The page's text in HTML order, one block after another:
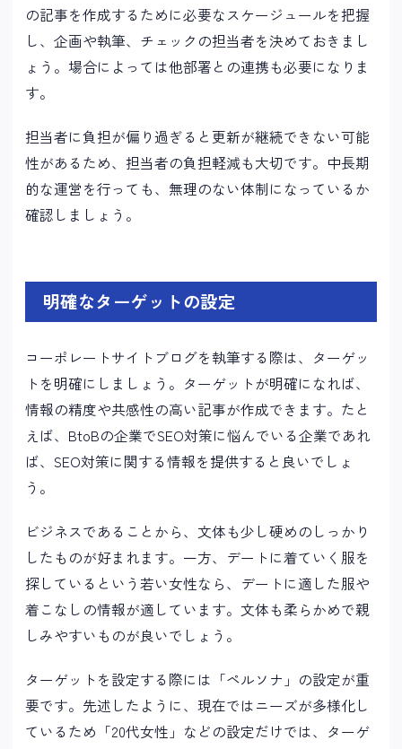
の記事を作成するために必要なスケージュールを把握
し、企画や執筆、チェックの担当者を決めておきまし
ょう。場合によっては他部署との連携も必要になりま
す。
担当者に負担が偏り過ぎると更新が継続できない可能
性があるため、担当者の負担軽減も大切です。中長期
的な運営を行っても、無理のない体制になっているか
確認しましょう。
明確なターゲットの設定
コーポレートサイトブログを執筆する際は、ターゲッ
トを明確にしましょう。ターゲットが明確になれば、
情報の精度や共感性の高い記事が作成できます。たと
えば、BtoBの企業でSEO対策に悩んでいる企業であれ
ば、SEO対策に関する情報を提供すると良いでしょ
う。
ビジネスであることから、文体も少し硬めのしっかり
したものが好まれます。一方、デートに着ていく服を
探しているという若い女性なら、デートに適した服や
着こなしの情報が適しています。文体も柔らかめで親
しみやすいものが良いでしょう。
ターゲットを設定する際には「ペルソナ」の設定が重
要です。先述したように、現在ではニーズが多様化し
ているため「20代女性」などの設定だけでは、ターゲ